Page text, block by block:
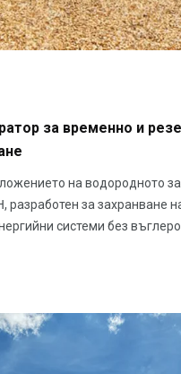
за временно и
на водородното
разработен за захранване
системи без